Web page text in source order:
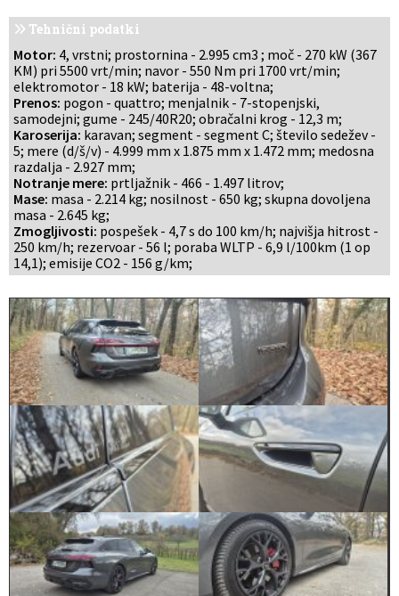
Tehnični podatki
Motor: 4, vrstni; prostornina - 2.995 cm3 ; moč - 270 kW (367
KM) pri 5500 vrt/min; navor - 550 Nm pri 1700 vrt/min;
elektromotor - 18 kW; baterija - 48-voltna;
Prenos: pogon - quattro; menjalnik - 7-stopenjski,
samodejni; gume - 245/40R20; obračalni krog - 12,3 m;
Karoserija: karavan; segment - segment C; število sedežev -
5; mere (d/š/v) - 4.999 mm x 1.875 mm x 1.472 mm; medosna
razdalja - 2.927 mm;
Notranje mere: prtljažnik - 466 - 1.497 litrov;
Mase: masa - 2.214 kg; nosilnost - 650 kg; skupna dovoljena
masa - 2.645 kg;
Zmogljivosti: pospešek - 4,7 s do 100 km/h; najvišja hitrost -
250 km/h; rezervoar - 56 l; poraba WLTP - 6,9 l/100km (1 op
14,1); emisije CO2 - 156 g/km;